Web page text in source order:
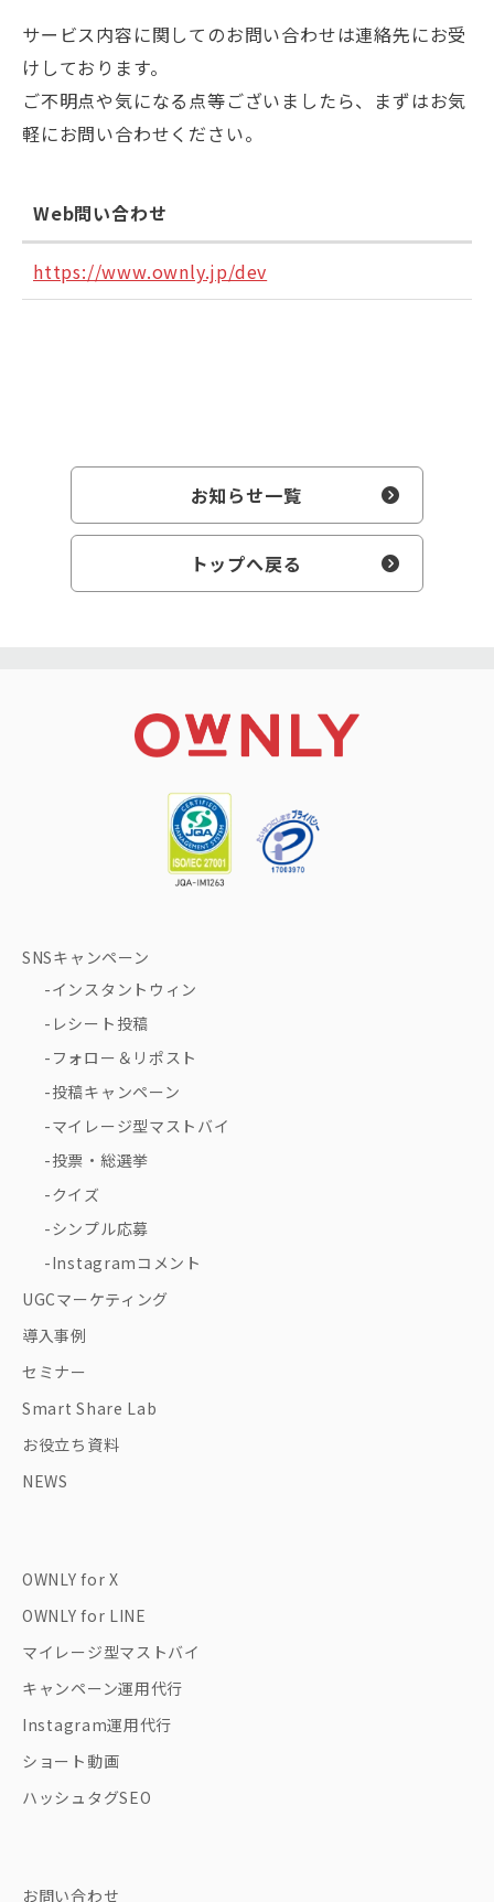
サービス内容に関してのお問い合わせは連絡先にお受
けしております。
ご不明点や気になる点等ございましたら、まずはお気
軽にお問い合わせください。
Web問い合わせ
https://www.ownly.jp/dev
お知らせ一覧
トップへ戻る
SNSキャンペーン
インスタントウィン
レシート投稿
フォロー＆リポスト
投稿キャンペーン
マイレージ型マストバイ
投票・総選挙
クイズ
シンプル応募
Instagramコメント
UGCマーケティング
導入事例
セミナー
Smart Share Lab
お役立ち資料
NEWS
OWNLY for X
OWNLY for LINE
マイレージ型マストバイ
キャンペーン運用代行
Instagram運用代行
ショート動画
ハッシュタグSEO
お問い合わせ